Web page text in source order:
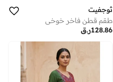
ثوجفيت
طقم قطن فاخر خوخي
ر.ق128.86